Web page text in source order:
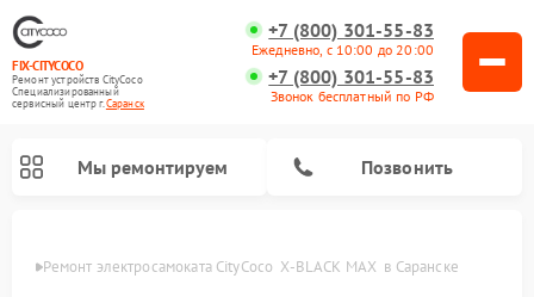
FIX-CITYCOCO
Ремонт устройств CityCoco
Специализированный
cервисный центр г.Саранск
+7 (800) 301-55-83
Ежедневно, с 10:00 до 20:00
+7 (800) 301-55-83
Звонок бесплатный по РФ
Мы ремонтируем Позвонить
Ремонт электросамоката CityCoco  X-BLACK MAX  в Саранске